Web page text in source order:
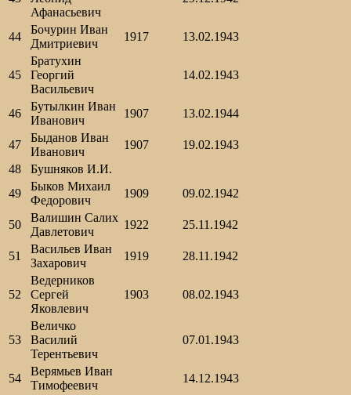
Афанасьевич
44
Бочурин Иван
Дмитриевич
1917 13.02.1943
45
Братухин
Георгий
Васильевич
14.02.1943
46
Бутылкин Иван
Иванович
1907 13.02.1944
47
Быданов Иван
Иванович
1907
19.02.1943
48
Бушняков И.И.
49
Быков Михаил
Федорович
1909 09.02.1942
50
Валишин Салих
Давлетович
1922 25.11.1942
51
Васильев Иван
Захарович
1919 28.11.1942
52
Ведерников
Сергей
Яковлевич
1903 08.02.1943
53
Величко
Василий
Терентьевич
07.01.1943
54
Верямьев Иван
Тимофеевич
14.12.1943